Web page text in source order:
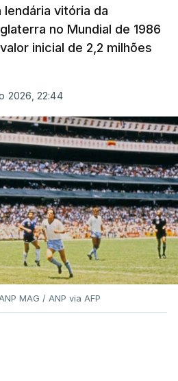
vitória da
no Mundial de 1986
inicial de 2,2 milhões
2026, 22:44
MAG / ANP via AFP